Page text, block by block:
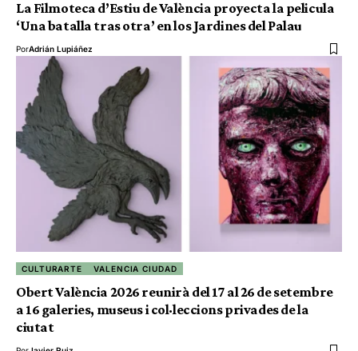
La Filmoteca d’Estiu de València proyecta la pelicula
‘Una batalla tras otra’ en los Jardines del Palau
PorAdrián Lupiáñez
CULTURARTE VALENCIA CIUDAD
Obert València 2026 reunirà del 17 al 26 de setembre
a 16 galeries, museus i col·leccions privades de la
ciutat